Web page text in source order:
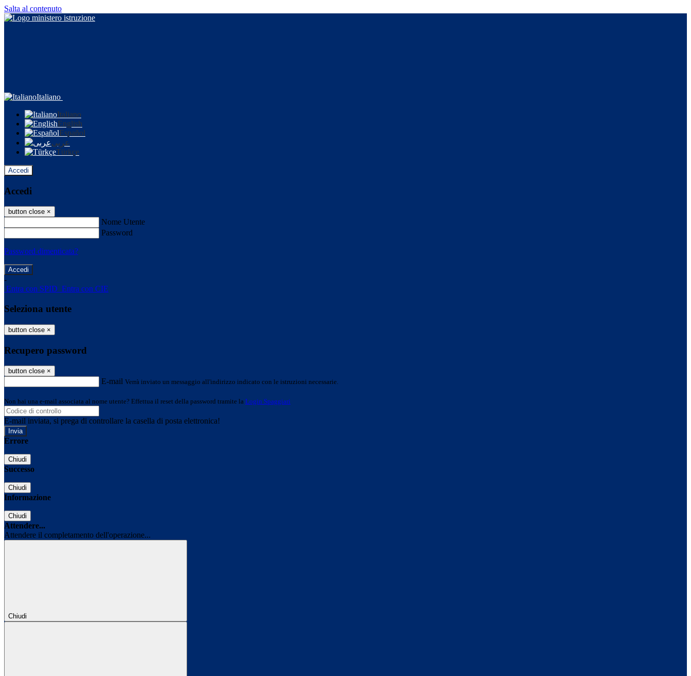
Salta al contenuto
Italiano
Italiano
English
Español
عربى
Türkçe
Accedi
Accedi
button close ×
Nome Utente
Password
Password dimenticata?
-
Entra con SPID Entra con CIE
Seleziona utente
button close ×
Recupero password
button close ×
E-mail Verrà inviato un messaggio all'indirizzo indicato con le istruzioni necessarie.
Non hai una e-mail associata al nome utente? Effettua il reset della password tramite la Login Spaggiari
E-mail inviata, si prega di controllare la casella di posta elettronica!
Errore
Chiudi
Successo
Chiudi
Informazione
Chiudi
Attendere...
Attendere il completamento dell'operazione...
Chiudi